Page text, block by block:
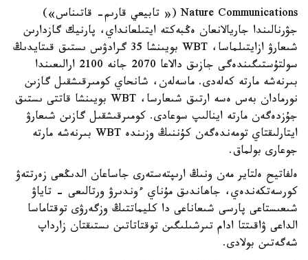
Nature Communications (« تابيعي قارىم- قاتىناس»)
جۋرنالىندا جاريالانعان ەڭبەكتە ايتىلعانداي، پارنيك گازدارىن
شىعارۋ ازايتىلماسا، WBT بويىنشا 35 گرادۋس ىستىق قىتايدىڭ
سولتۇستىگىندەگى جازىق دالاعا 2070 جانە 2100 ارالىعىندا
بىرنەشە مارتە كەلەدى. ماسەلەن، شانحاي كومىرقىشقىل گازىن
نورمادان بەس ەسە ارتىق شىعارسا، WBT بويىنشا قاتتى ىستىق
جۇزدەگەن مارتە اينالىپ سوعادى. كومىرقىشقىل گازىن شىعارۋ
ايتارلىقتاي تومەندەگەن كۇننىڭ وزىندە WBT بىرنەشە مارتە
جوعارى بولماق.
ەلفاتيح ەلتاير مەن ونىڭ ارىپتەستەرى جاساعان الدىڭعى زەرتتەۋ
كورسەتكەندەي، جاھاندىق مۇناي ءوندىرۋ ورتالىعى - تاياۋ
شىعىستاعى پارسى شىعاناعى دا كليماتتىڭ وزگەرۋى توقتاماسا
الداعى ۋاقىتتا ادام تىرشىلىگىن توقتاتاتىن ىستىقتان زارداپ
شەگەتىن بولادى.